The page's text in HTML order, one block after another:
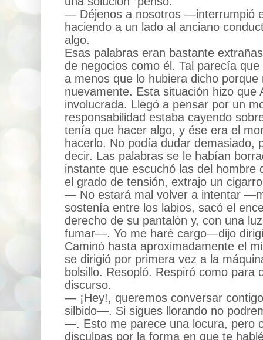
— Déjenos a nosotros —interrumpió
haciendo a un lado al anciano
algo.
Esas palabras eran bastante
de negocios como él. Tal parecía
a menos que lo hubiera dicho
nuevamente. Esta situación hizo que
involucrada. Llegó a pensar por un
responsabilidad estaba cayendo
tenía que hacer algo, y ése era el
hacerlo. No podía dudar demasiado,
decir. Las palabras se le habían
instante que escuchó las del hombre
el grado de tensión, extrajo un
— No estará mal volver a intentar
sostenía entre los labios, sacó el
derecho de su pantalón y, con una
fumar—. Yo me haré cargo—dijo
Caminó hasta aproximadamente el
se dirigió por primera vez a la
bolsillo. Resopló. Respiró como para
discurso.
— ¡Hey!, queremos conversar
silbido—. Si sigues llorando no
—. Esto me parece una locura, pero
disculpas por la forma en que te